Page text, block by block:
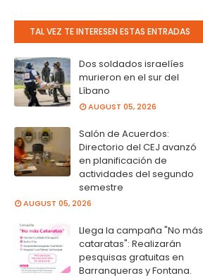
TAL VEZ TE INTERESEN ESTAS ENTRADAS
Dos soldados israelíes
murieron en el sur del
Líbano
AUGUST 05, 2026
Salón de Acuerdos:
Directorio del CEJ avanzó
en planificación de
actividades del segundo
semestre
AUGUST 05, 2026
Llega la campaña "No más
cataratas": Realizarán
pesquisas gratuitas en
Barranqueras y Fontana.